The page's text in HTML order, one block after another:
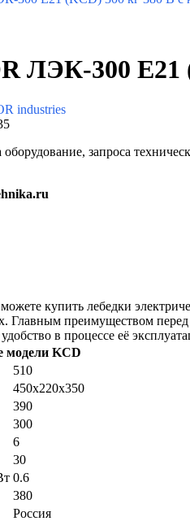
ЛЭК-300 E21
industries
оборудование, запроса
купить лебедки
Главным преимуществом
в процессе её
модели KCD
510
450х220х350
390
300
6
30
0.6
380
Россия